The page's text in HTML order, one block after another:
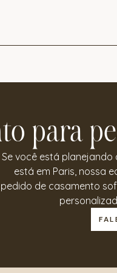
para
Se você está
está em Paris, nossa
pedido de casamento